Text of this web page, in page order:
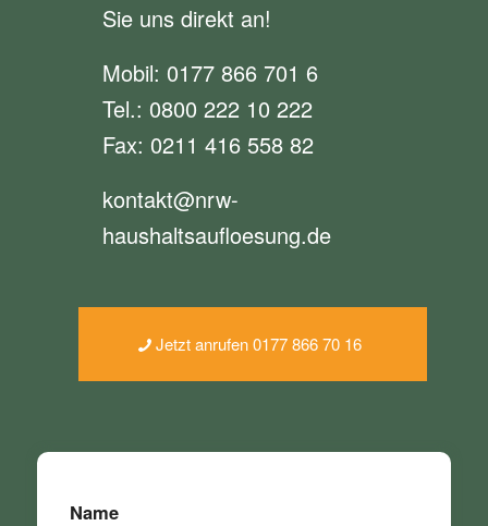
Sie uns direkt an!
Mobil: 0177 866 701 6
Tel.: 0800 222 10 222
Fax: 0211 416 558 82
kontakt@nrw-
haushaltsaufloesung.de
Jetzt anrufen 0177 866 70 16
Name